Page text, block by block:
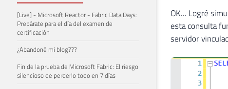
[Live] - Microsoft Reactor - Fabric Data Days:
Prepárate para el día del examen de
certificación
¿Abandoné mi blog???
Fin de la prueba de Microsoft Fabric: El riesgo
silencioso de perderlo todo en 7 días
OK... Logré
esta consulta
servidor